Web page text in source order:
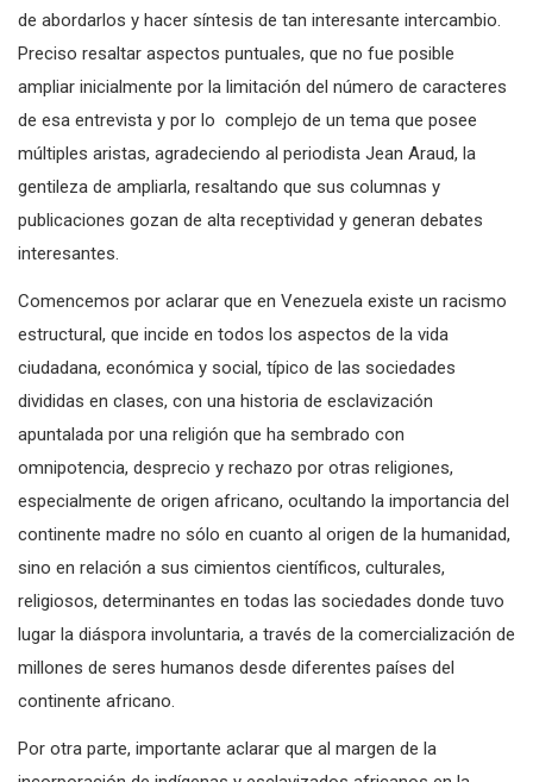
de abordarlos y hacer síntesis de tan interesante intercambio.
Preciso resaltar aspectos puntuales, que no fue posible
ampliar inicialmente por la limitación del número de caracteres
de esa entrevista y por lo complejo de un tema que posee
múltiples aristas, agradeciendo al periodista Jean Araud, la
gentileza de ampliarla, resaltando que sus columnas y
publicaciones gozan de alta receptividad y generan debates
interesantes.
Comencemos por aclarar que en Venezuela existe un racismo
estructural, que incide en todos los aspectos de la vida
ciudadana, económica y social, típico de las sociedades
divididas en clases, con una historia de esclavización
apuntalada por una religión que ha sembrado con
omnipotencia, desprecio y rechazo por otras religiones,
especialmente de origen africano, ocultando la importancia del
continente madre no sólo en cuanto al origen de la humanidad,
sino en relación a sus cimientos científicos, culturales,
religiosos, determinantes en todas las sociedades donde tuvo
lugar la diáspora involuntaria, a través de la comercialización de
millones de seres humanos desde diferentes países del
continente africano.
Por otra parte, importante aclarar que al margen de la